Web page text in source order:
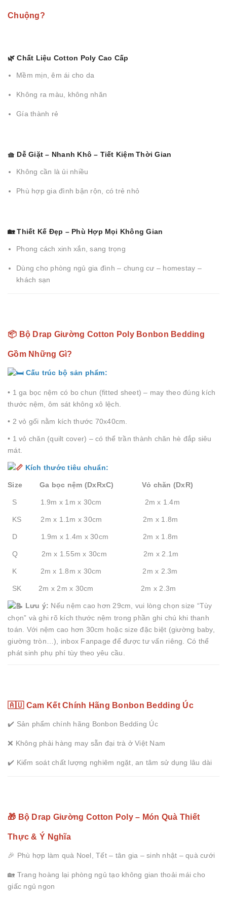
Chuộng?
🌿 Chất Liệu Cotton Poly Cao Cấp
Mềm mịn, êm ái cho da
Không ra màu, không nhăn
Gía thành rẻ
🧺 Dễ Giặt – Nhanh Khô – Tiết Kiệm Thời Gian
Không cần là ủi nhiều
Phù hợp gia đình bận rộn, có trẻ nhỏ
🏡 Thiết Kế Đẹp – Phù Hợp Mọi Không Gian
Phong cách xinh xắn, sang trọng
Dùng cho phòng ngủ gia đình – chung cư – homestay –
khách sạn
📦 Bộ Drap Giường Cotton Poly Bonbon Bedding
Gồm Những Gì?
Cấu trúc bộ sản phẩm:
• 1 ga bọc nệm có bo chun (fitted sheet) – may theo đúng kích
thước nệm, ôm sát không xô lệch.
• 2 vỏ gối nằm kích thước 70x40cm.
• 1 vỏ chăn (quilt cover) – có thể trần thành chăn hè đắp siêu
mát.
Kích thước tiêu chuẩn:
Size Ga bọc nệm (DxRxC) Vỏ chăn (DxR)
S 1.9m x 1m x 30cm 2m x 1.4m
KS 2m x 1.1m x 30cm 2m x 1.8m
D 1.9m x 1.4m x 30cm 2m x 1.8m
Q 2m x 1.55m x 30cm 2m x 2.1m
K 2m x 1.8m x 30cm 2m x 2.3m
SK 2m x 2m x 30cm 2m x 2.3m
Lưu ý: Nếu nệm cao hơn 29cm, vui lòng chọn size “Tùy
chọn” và ghi rõ kích thước nệm trong phần ghi chú khi thanh
toán. Với nệm cao hơn 30cm hoặc size đặc biệt (giường baby,
giường tròn…), inbox Fanpage để được tư vấn riêng. Có thể
phát sinh phụ phí tùy theo yêu cầu.
🇦🇺 Cam Kết Chính Hãng Bonbon Bedding Úc
✔️ Sản phẩm chính hãng Bonbon Bedding Úc
❌ Không phải hàng may sẵn đại trà ở Việt Nam
✔️ Kiểm soát chất lượng nghiêm ngặt, an tâm sử dụng lâu dài
🎁 Bộ Drap Giường Cotton Poly – Món Quà Thiết
Thực & Ý Nghĩa
🎉 Phù hợp làm quà Noel, Tết – tân gia – sinh nhật – quà cưới
🏡 Trang hoàng lại phòng ngủ tạo không gian thoải mái cho
giấc ngủ ngon